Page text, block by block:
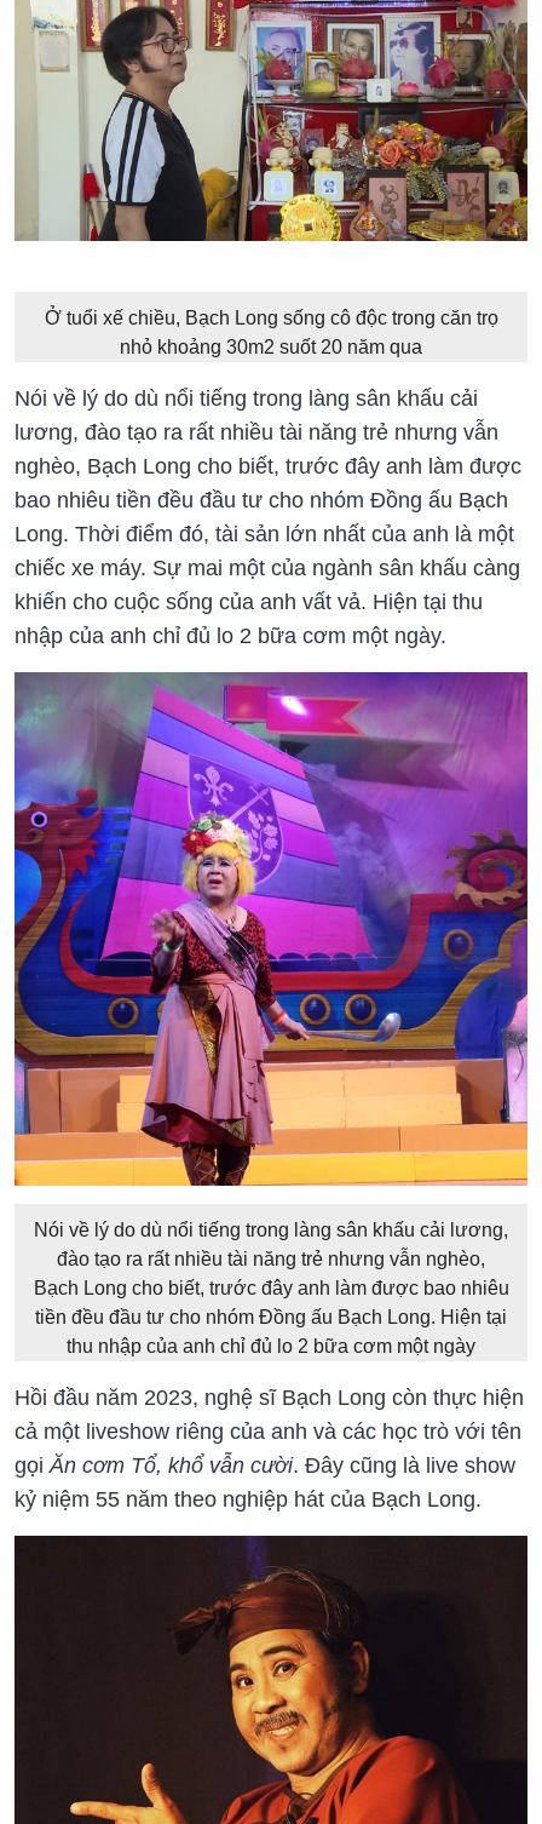
Ở tuổi xế chiều, Bạch Long sống cô độc trong căn trọ
nhỏ khoảng 30m2 suốt 20 năm qua
Nói về lý do dù nổi tiếng trong làng sân khấu cải
lương, đào tạo ra rất nhiều tài năng trẻ nhưng vẫn
nghèo, Bạch Long cho biết, trước đây anh làm được
bao nhiêu tiền đều đầu tư cho nhóm Đồng ấu Bạch
Long. Thời điểm đó, tài sản lớn nhất của anh là một
chiếc xe máy. Sự mai một của ngành sân khấu càng
khiến cho cuộc sống của anh vất vả. Hiện tại thu
nhập của anh chỉ đủ lo 2 bữa cơm một ngày.
Nói về lý do dù nổi tiếng trong làng sân khấu cải lương,
đào tạo ra rất nhiều tài năng trẻ nhưng vẫn nghèo,
Bạch Long cho biết, trước đây anh làm được bao nhiêu
tiền đều đầu tư cho nhóm Đồng ấu Bạch Long. Hiện tại
thu nhập của anh chỉ đủ lo 2 bữa cơm một ngày
Hồi đầu năm 2023, nghệ sĩ Bạch Long còn thực hiện
cả một liveshow riêng của anh và các học trò với tên
gọi Ăn cơm Tổ, khổ vẫn cười. Đây cũng là live show
kỷ niệm 55 năm theo nghiệp hát của Bạch Long.